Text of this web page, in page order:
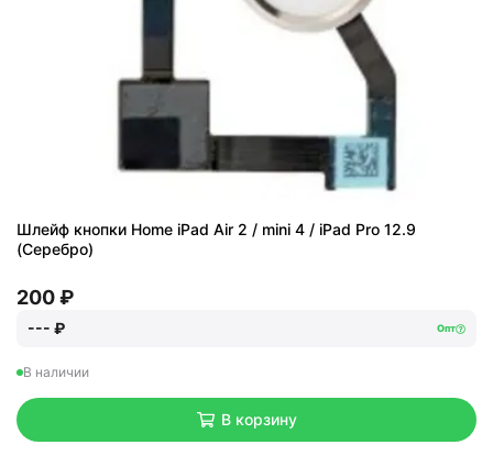
Шлейф кнопки Home iPad Air 2 / mini 4 / iPad Pro 12.9
(Серебро)
200 ₽
--- ₽ Опт
В наличии
В корзину